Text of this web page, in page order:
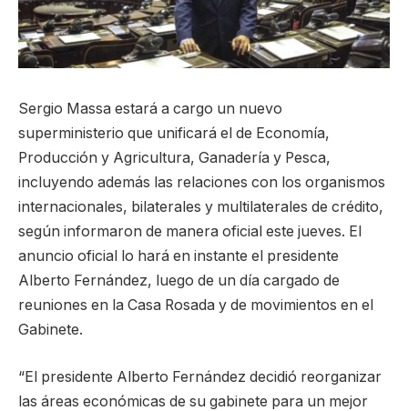
Sergio Massa estará a cargo un nuevo
superministerio que unificará el de Economía,
Producción y Agricultura, Ganadería y Pesca,
incluyendo además las relaciones con los organismos
internacionales, bilaterales y multilaterales de crédito,
según informaron de manera oficial este jueves. El
anuncio oficial lo hará en instante el presidente
Alberto Fernández, luego de un día cargado de
reuniones en la Casa Rosada y de movimientos en el
Gabinete.
“El presidente Alberto Fernández decidió reorganizar
las áreas económicas de su gabinete para un mejor